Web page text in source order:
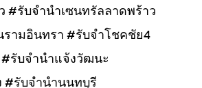
#รับจำนำเซนทรัลลาดพร้าว
ามอินทรา #รับจำโชคชัย4
รับจำนำแจ้งวัฒนะ
#รับจำนำนนทบุรี